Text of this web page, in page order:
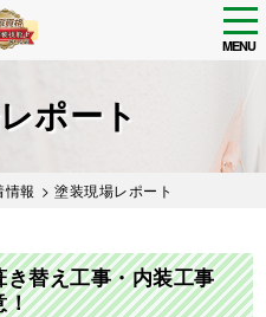
MENU
ポート
情報 > 塗装現場レポート
き替え工事・内装工事
！